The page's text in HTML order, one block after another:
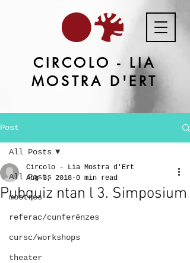
CIRCOLO - LIA
MOSTRA D'ERT
Post
All Posts
mostres
referac/cunferënzes
cursc/workshops
theater
All Posts
Pubquiz ntan l 3. Simposium
Circolo - Lia Mostra d'Ert
Aug 3, 2018 0 min read